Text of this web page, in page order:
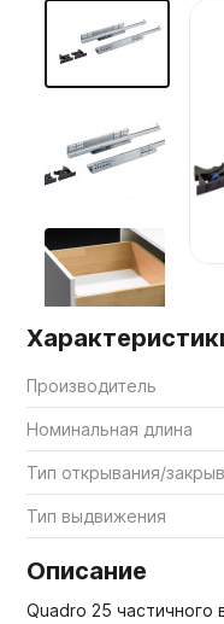
Мебельные
Производитель
Номинальная длина
Тип открывания/
Тип выдвижения
Описание
Quadro 25 частичного